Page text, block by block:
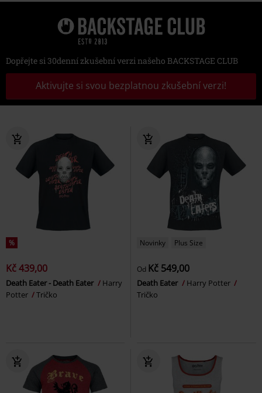
Dopřejte si 30denní zkušební verzi našeho BACKSTAGE CLUB
Aktivujte si svou bezplatnou zkušební verzi!
%
Kč 439,00
Death Eater - Death Eater
Harry
Potter
Tričko
Novinky Plus Size
Od Kč 549,00
Death Eater
Harry Potter
Tričko